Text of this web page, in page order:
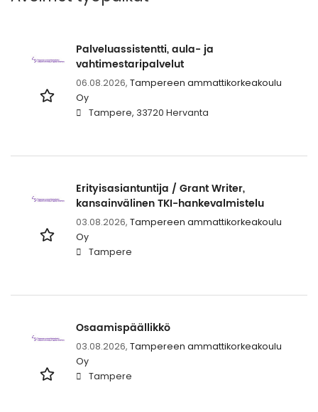
Palveluassistentti, aula- ja
vahtimestaripalvelut
06.08.2026, Tampereen ammattikorkeakoulu
Oy
Tampere, 33720 Hervanta
Erityisasiantuntija / Grant Writer,
kansainvälinen TKI-hankevalmistelu
03.08.2026, Tampereen ammattikorkeakoulu
Oy
Tampere
Osaamispäällikkö
03.08.2026, Tampereen ammattikorkeakoulu
Oy
Tampere